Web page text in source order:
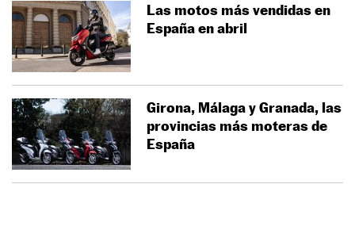
Las motos más vendidas en
España en abril
Girona, Málaga y Granada, las
provincias más moteras de
España